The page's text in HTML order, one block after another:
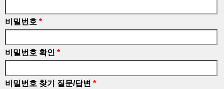
비밀번호 *
비밀번호 확인 *
비밀번호 찾기 질문/답변 *